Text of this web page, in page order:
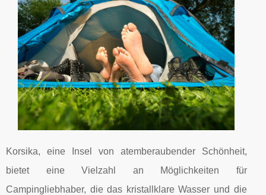
Korsika, eine Insel von atemberaubender Schönheit,
bietet eine Vielzahl an Möglichkeiten für
Campingliebhaber, die das kristallklare Wasser und die